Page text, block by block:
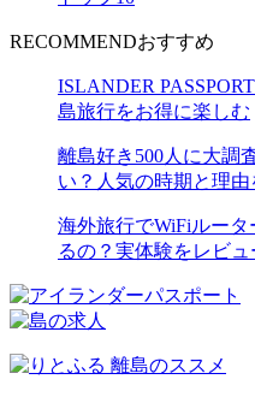
RECOMMENDおすすめ
ISLANDER
島旅行をお得に楽しむ
離島好き500人に大調
い？人気の時期と理
海外旅行でWiFiルータ
るの？実体験をレビュ